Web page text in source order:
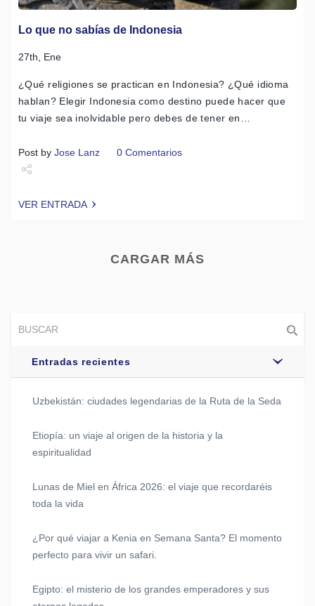
Lo que no sabías de Indonesia
27th, Ene
¿Qué religiones se practican en Indonesia? ¿Qué idioma
hablan? Elegir Indonesia como destino puede hacer que
tu viaje sea inolvidable pero debes de tener en…
Post by Jose Lanz 0 Comentarios
VER ENTRADA
CARGAR MÁS
Entradas recientes
Uzbekistán: ciudades legendarias de la Ruta de la Seda
Etiopía: un viaje al origen de la historia y la
espiritualidad
Lunas de Miel en África 2026: el viaje que recordaréis
toda la vida
¿Por qué viajar a Kenia en Semana Santa? El momento
perfecto para vivir un safari.
Egipto: el misterio de los grandes emperadores y sus